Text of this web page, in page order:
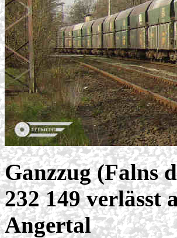
Ganzzug (Falns
232 149
Angertal